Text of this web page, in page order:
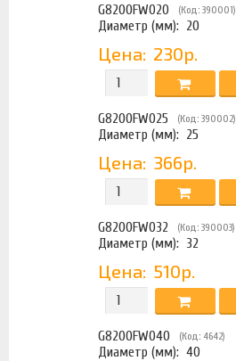
G8200FW020 (Код: 390001)
Диаметр (мм): 20
Цена: 230р.
G8200FW025 (Код: 390002)
Диаметр (мм): 25
Цена: 366р.
G8200FW032 (Код: 390003)
Диаметр (мм): 32
Цена: 510р.
G8200FW040 (Код: 4642)
Диаметр (мм): 40